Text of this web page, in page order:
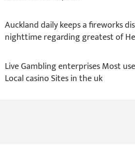
Auckland daily keeps a fireworks
nighttime regarding greatest of
Live Gambling enterprises Most
Local casino Sites in the uk